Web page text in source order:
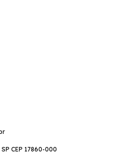
CEP 17860-000